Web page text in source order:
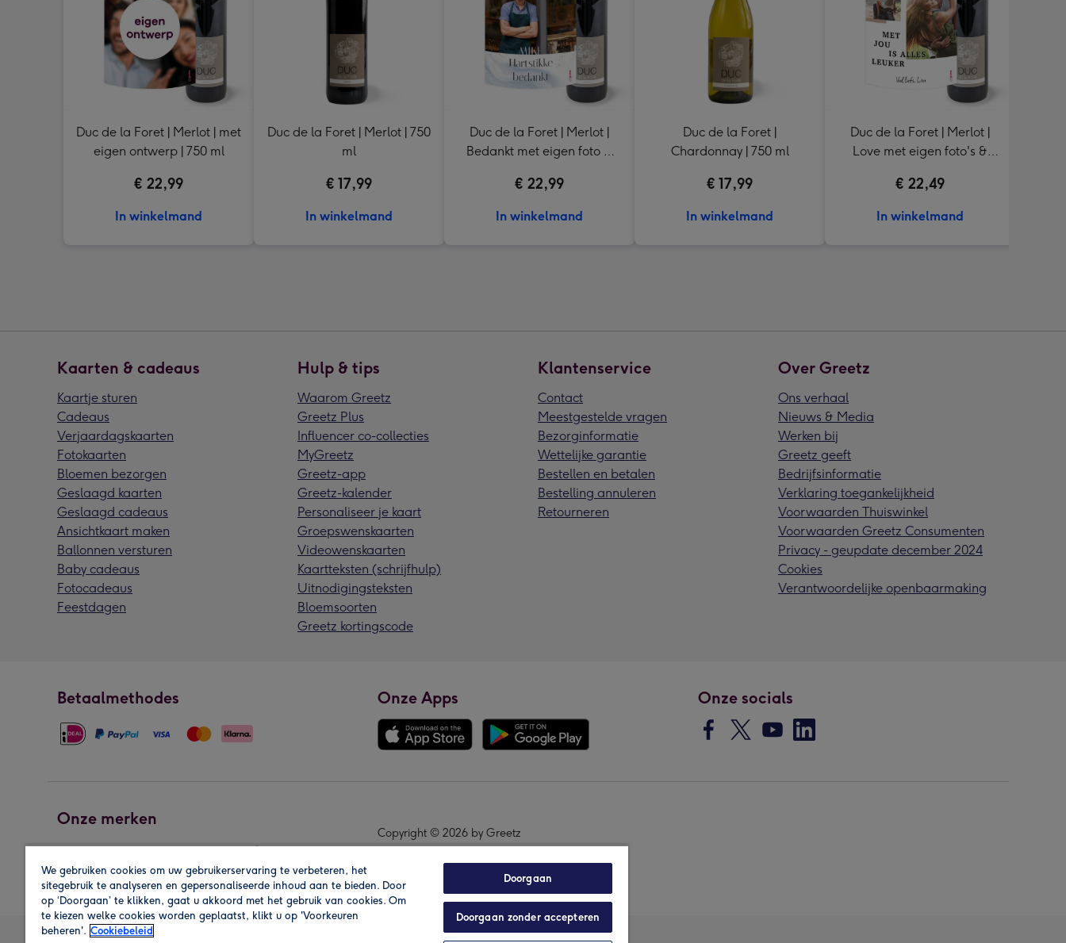
Duc de la Foret | Merlot | met
eigen ontwerp | 750 ml
€ 22,99
In winkelmand
Duc de la Foret | Merlot | 750
ml
€ 17,99
In winkelmand
Duc de la Foret | Merlot |
Bedankt met eigen foto &
€ 22,99
In winkelmand
Duc de la Foret |
Chardonnay | 750 ml
€ 17,99
In winkelmand
Duc de la Foret | Merlot |
Love met eigen foto's &
€ 22,49
In winkelmand
Kaarten & cadeaus
Kaartje sturen
Cadeaus
Verjaardagskaarten
Fotokaarten
Bloemen bezorgen
Geslaagd kaarten
Geslaagd cadeaus
Ansichtkaart maken
Ballonnen versturen
Baby cadeaus
Fotocadeaus
Feestdagen
Hulp & tips
Waarom Greetz
Greetz Plus
Influencer co-collecties
MyGreetz
Greetz-app
Greetz-kalender
Personaliseer je kaart
Groepswenskaarten
Videowenskaarten
Kaartteksten (schrijfhulp)
Uitnodigingsteksten
Bloemsoorten
Greetz kortingscode
Klantenservice
Contact
Meestgestelde vragen
Bezorginformatie
Wettelijke garantie
Bestellen en betalen
Bestelling annuleren
Retourneren
Over Greetz
Ons verhaal
Nieuws & Media
Werken bij
Greetz geeft
Bedrijfsinformatie
Verklaring toegankelijkheid
Voorwaarden Thuiswinkel
Voorwaarden Greetz Consumenten
Privacy - geupdate december 2024
Cookies
Verantwoordelijke openbaarmaking
Betaalmethodes Onze Apps Onze socials
Onze merken
Copyright © 2026 by Greetz
We gebruiken cookies om uw gebruikerservaring te verbeteren, het
sitegebruik te analyseren en gepersonaliseerde inhoud aan te bieden. Door
op ‘Doorgaan’ te klikken, gaat u akkoord met het gebruik van cookies. Om
te kiezen welke cookies worden geplaatst, klikt u op 'Voorkeuren
beheren'. Cookiebeleid
Doorgaan
Doorgaan zonder accepteren